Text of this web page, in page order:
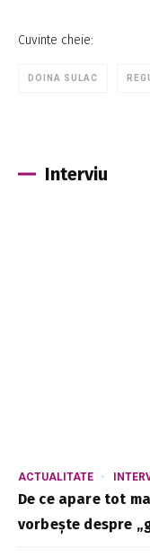
Cuvinte cheie:
DOINA SULAC
Interviu
ACTUALITATE
De ce apare tot
vorbește despre